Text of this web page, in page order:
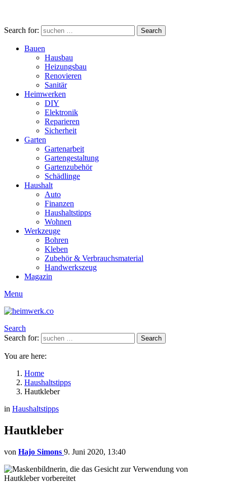
Search for: Search
Bauen
Hausbau
Heizungsbau
Renovieren
Sanitär
Heimwerken
DIY
Elektronik
Reparieren
Sicherheit
Garten
Gartenarbeit
Gartengestaltung
Gartenzubehör
Schädlinge
Haushalt
Auto
Finanzen
Haushaltstipps
Wohnen
Werkzeuge
Bohren
Kleben
Zubehör & Verbrauchsmaterial
Handwerkszeug
Magazin
Menu
Search
Search for:
Search
You are here:
Home
Haushaltstipps
Hautkleber
in Haushaltstipps
Hautkleber
von Hajo Simons 9. Juni 2020, 13:40